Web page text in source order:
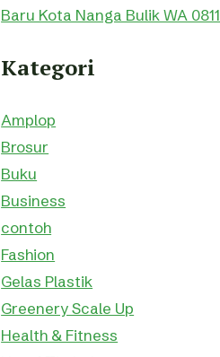
Baru Kota Nanga Bulik WA
Kategori
Amplop
Brosur
Buku
Business
contoh
Fashion
Gelas Plastik
Greenery Scale Up
Health & Fitness